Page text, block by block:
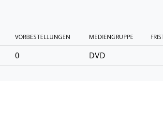
VORBESTELLUNGEN MEDIENGRUPPE
0 DVD